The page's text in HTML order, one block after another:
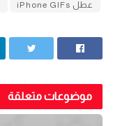
عطل iPhone GIFs
موضوعات متعلقة